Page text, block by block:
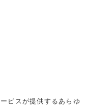
ビスが提供するあらゆ